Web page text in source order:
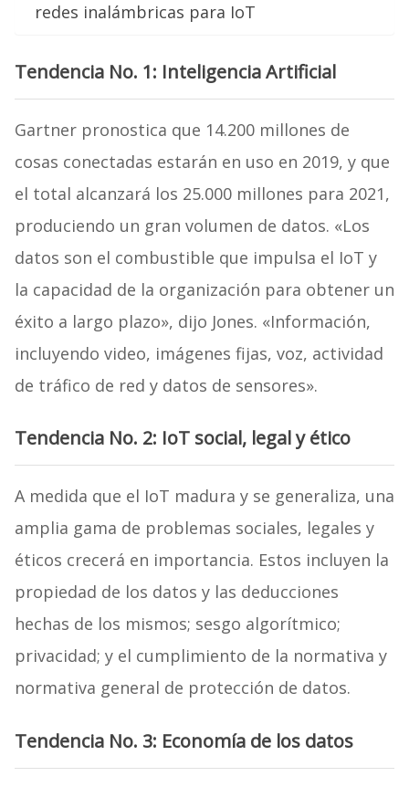
redes inalámbricas para IoT
Tendencia No. 1: Inteligencia Artificial
Gartner pronostica que 14.200 millones de
cosas conectadas estarán en uso en 2019, y que
el total alcanzará los 25.000 millones para 2021,
produciendo un gran volumen de datos. «Los
datos son el combustible que impulsa el IoT y
la capacidad de la organización para obtener un
éxito a largo plazo», dijo Jones. «Información,
incluyendo video, imágenes fijas, voz, actividad
de tráfico de red y datos de sensores».
Tendencia No. 2: IoT social, legal y ético
A medida que el IoT madura y se generaliza, una
amplia gama de problemas sociales, legales y
éticos crecerá en importancia. Estos incluyen la
propiedad de los datos y las deducciones
hechas de los mismos; sesgo algorítmico;
privacidad; y el cumplimiento de la normativa y
normativa general de protección de datos.
Tendencia No. 3: Economía de los datos